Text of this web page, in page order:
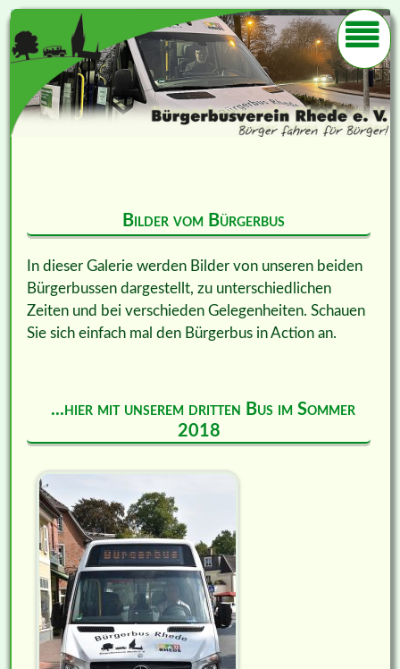
Bilder vom Bürgerbus
In dieser Galerie werden Bilder von unseren beiden
Bürgerbussen dargestellt, zu unterschiedlichen
Zeiten und bei verschieden Gelegenheiten. Schauen
Sie sich einfach mal den Bürgerbus in Action an.
...hier mit unserem dritten Bus im Sommer
2018